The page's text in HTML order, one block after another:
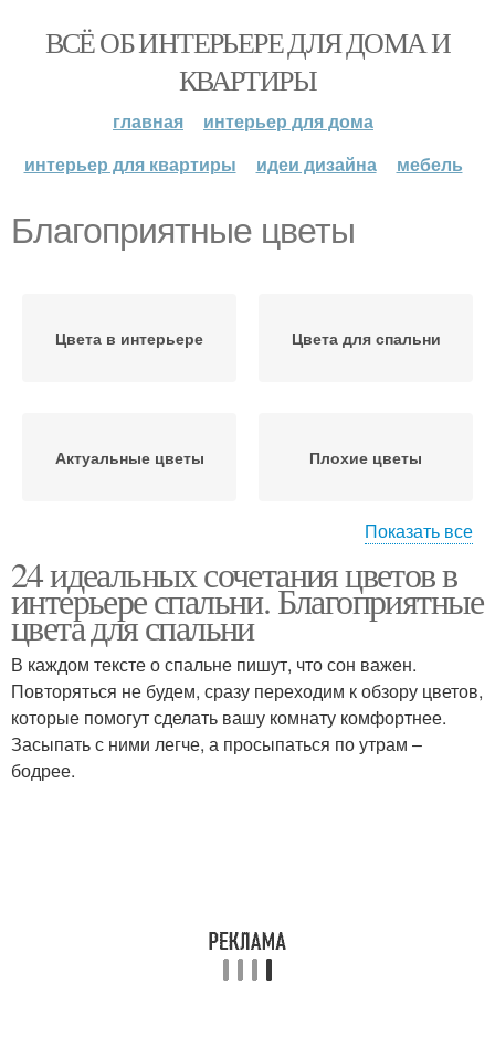
ВСЁ ОБ ИНТЕРЬЕРЕ ДЛЯ ДОМА И
КВАРТИРЫ
главная
интерьер для дома
интерьер для квартиры
идеи дизайна мебель
Благоприятные цветы
Цвета в интерьере Цвета для спальни
Актуальные цветы Плохие цветы
Цвета в ванной комнате
интерьер
Цвета для кухни Цвета на восприятие
Показать все
24 идеальных сочетания цветов в
интерьере спальни. Благоприятные
цвета для спальни
В каждом тексте о спальне пишут, что сон важен.
Повторяться не будем, сразу переходим к обзору цветов,
которые помогут сделать вашу комнату комфортнее.
Засыпать с ними легче, а просыпаться по утрам ‒
бодрее.